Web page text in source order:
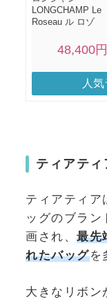
人
ティアティ
ティアティア
ッグのブラ
画され、 最先
れたバッグを
大きなリボン